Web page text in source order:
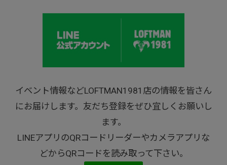
イベント情報などLOFTMAN1981店の情報を皆さん
にお届けします。友だち登録をぜひ宜しくお願いし
ます。
LINEアプリのQRコードリーダーやカメラアプリな
どからQRコードを読み取って下さい。